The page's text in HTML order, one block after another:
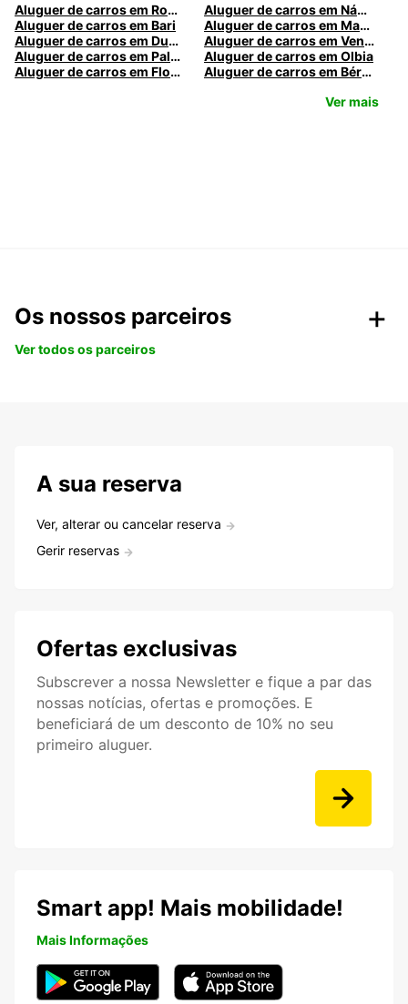
Aluguer de carros em Roma
Aluguer de carros em Nápoles
Aluguer de carros em Bari
Aluguer de carros em Madrid
Aluguer de carros em Dublin
Aluguer de carros em Veneza
Aluguer de carros em Palermo
Aluguer de carros em Olbia
Aluguer de carros em Florença
Aluguer de carros em Bérgamo
Ver mais
Os nossos parceiros
Ver todos os parceiros
A sua reserva
Ver, alterar ou cancelar reserva
Gerir reservas
Ofertas exclusivas
Subscrever a nossa Newsletter e fique a par das
nossas notícias, ofertas e promoções. E
beneficiará de um desconto de 10% no seu
primeiro aluguer.
Smart app! Mais mobilidade!
Mais Informações